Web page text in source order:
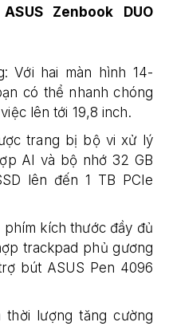
Zenbook DUO
Với hai màn hình 14-
có thể nhanh chóng
lên tới 19,8 inch.
trang bị bộ vi xử lý
AI và bộ nhớ 32 GB
lên đến 1 TB PCIe
phím kích thước đầy đủ
trackpad phủ gương
bút ASUS Pen 4096
thời lượng tăng cường